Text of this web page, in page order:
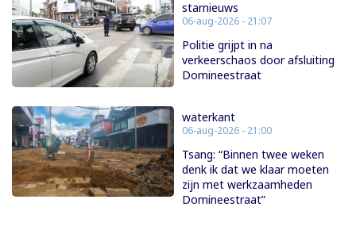
starnieuws
06-aug-2026 - 21:07
Politie grijpt in na
verkeerschaos door afsluiting
Domineestraat
waterkant
06-aug-2026 - 21:00
Tsang: “Binnen twee weken
denk ik dat we klaar moeten
zijn met werkzaamheden
Domineestraat”